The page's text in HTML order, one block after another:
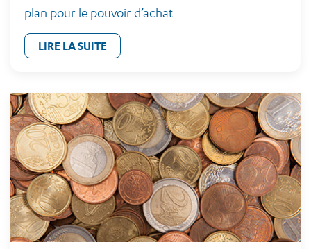
plan pour le pouvoir d’achat.
LIRE LA SUITE